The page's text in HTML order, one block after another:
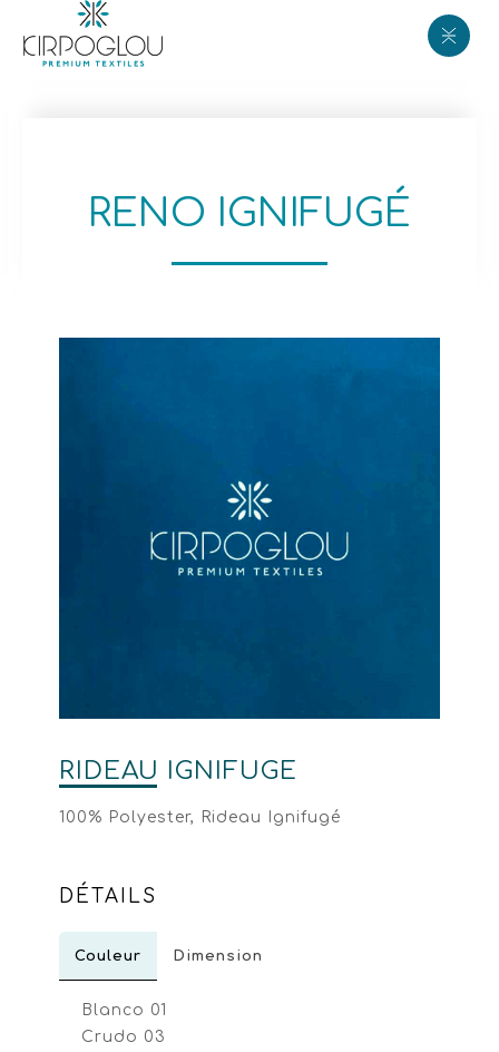
RENO IGNIFUGÉ
RIDEAU IGNIFUGÉ
100% Polyester, Rideau Ignifugé
DÉTAILS
Couleur Dimension
Blanco 01
Crudo 03